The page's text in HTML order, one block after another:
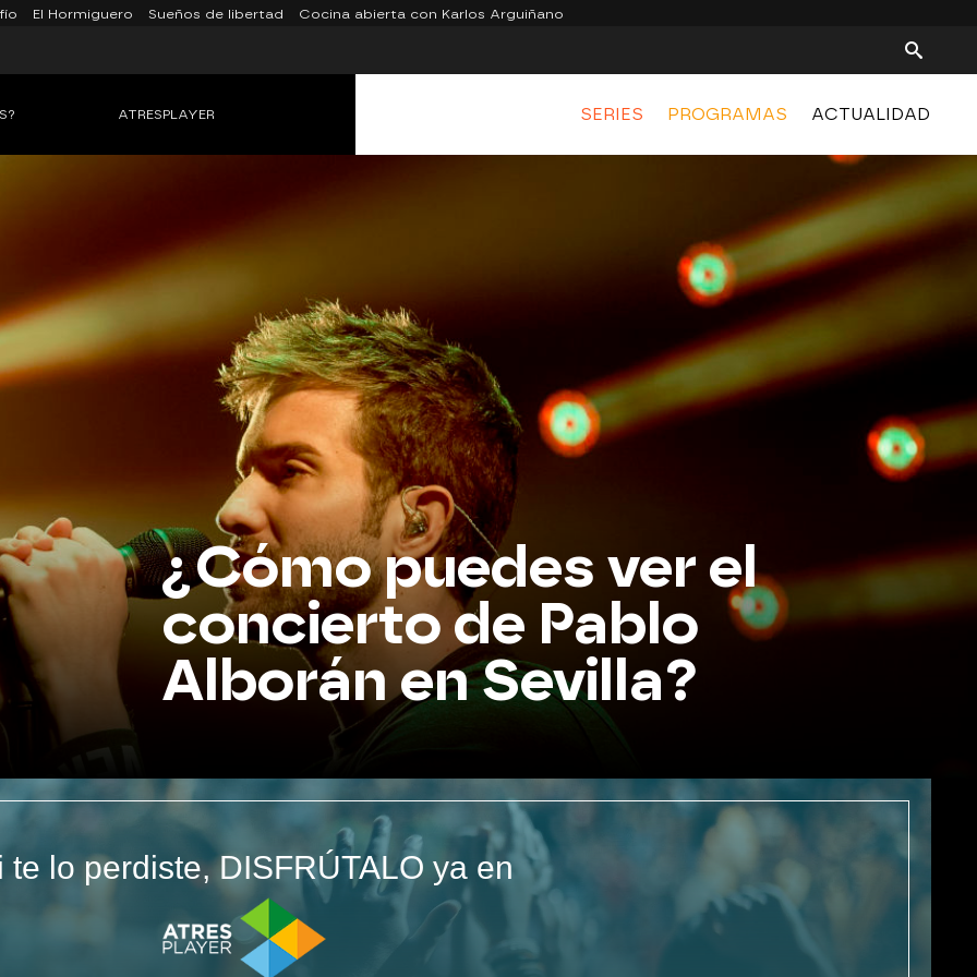
El Hormiguero Sueños de libertad Cocina abierta con Karlos Arguiñano
SERIES PROGRAMAS ACTUALIDAD
ATRESPLAYER
¿Cómo puedes ver el
concierto de Pablo
Alborán en Sevilla?
te lo perdiste, DISFRÚTALO ya en